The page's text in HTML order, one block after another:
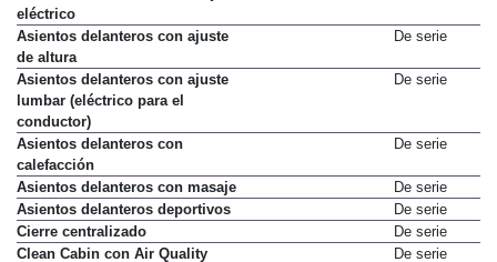
Asiento del conductor con ajuste
eléctrico
Asientos delanteros con ajuste
de altura
Asientos delanteros con ajuste
lumbar (eléctrico para el
conductor)
Asientos delanteros con
calefacción
Asientos delanteros con masaje
De serie
Asientos delanteros deportivos
De serie
Cierre centralizado
De serie